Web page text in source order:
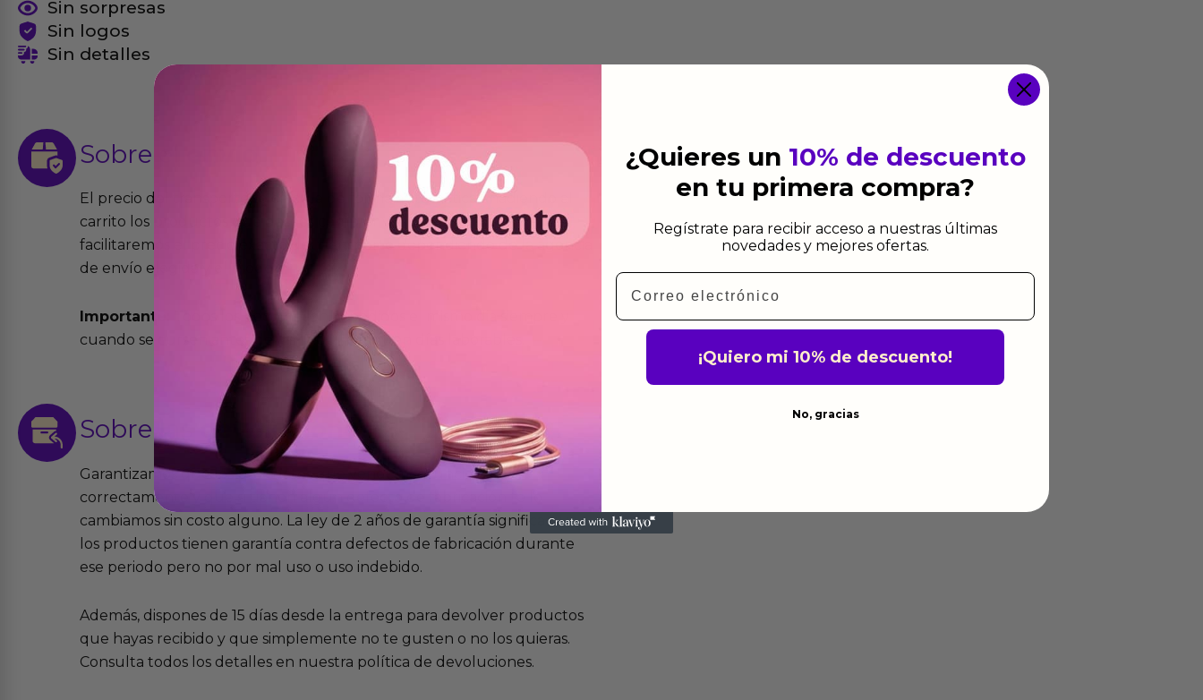
Sin sorpresas
Sin logos
Sin detalles
Sobre el
El precio del transporte se calcula de forma automática añadiendo al
carrito los productos que desees comprar y la dirección de envio. Te
facilitaremos el precio exacto del transporte dependiendo de la agencia
de envío elegida y el modo.
Importante:
Todos los pedidos son expedidos el mismo dia siempre y
cuando se cursen antes de las 13:00 horas y en días laborables.
Sobre las devoluciones
Garantizamos que los productos que vendemos funcionan
correctamente y que si tienen algún defecto de fabricación te lo
cambiamos sin costo alguno. La ley de 2 años de garantía significa que
los productos tienen garantía contra defectos de fabricación durante
ese periodo pero no por mal uso o uso indebido.
Además, dispones de 15 días desde la entrega para devolver productos
que hayas recibido y que simplemente no te gusten o no los quieras.
Consulta todos los detalles en nuestra política de devoluciones.
¿Quieres un 10% de descuento
en tu primera compra?
Regístrate para recibir acceso a nuestras últimas
novedades y mejores ofertas.
Email
¡Quiero mi 10% de descuento!
No, gracias